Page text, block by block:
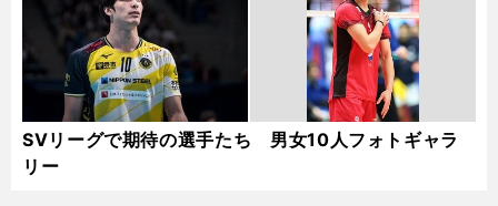
SVリーグで期待の選手たち 男女10人フォトギャラ
リー